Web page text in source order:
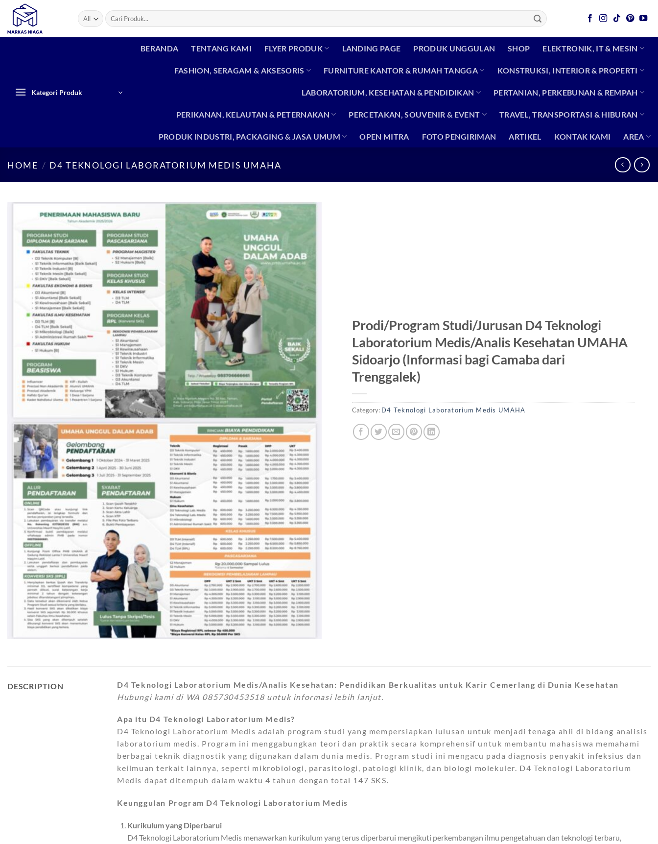
Skip
content
Search
for:
Kategori Produk
BERANDA TENTANG KAMI FLYER PRODUK LANDING PAGE PRODUK UNGGULAN SHOP ELEKTRONIK, IT & MESIN
FASHION, SERAGAM & AKSESORIS FURNITURE KANTOR & RUMAH TANGGA KONSTRUKSI, INTERIOR & PROPERTI
LABORATORIUM, KESEHATAN & PENDIDIKAN PERTANIAN, PERKEBUNAN & REMPAH
PERIKANAN, KELAUTAN & PETERNAKAN PERCETAKAN, SOUVENIR & EVENT TRAVEL, TRANSPORTASI & HIBURAN
PRODUK INDUSTRI, PACKAGING & JASA UMUM OPEN MITRA FOTO PENGIRIMAN ARTIKEL KONTAK KAMI AREA
HOME / D4 TEKNOLOGI LABORATORIUM MEDIS UMAHA
Prodi/Program Studi/Jurusan D4 Teknologi
Laboratorium Medis/Analis Kesehatan UMAHA
Sidoarjo (Informasi bagi Camaba dari
Trenggalek)
Category: D4 Teknologi Laboratorium Medis UMAHA
DESCRIPTION
D4 Teknologi Laboratorium Medis/Analis Kesehatan: Pendidikan Berkualitas untuk Karir Cemerlang di Dunia Kesehatan
Hubungi kami di WA 085730453518 untuk informasi lebih lanjut.
Apa itu D4 Teknologi Laboratorium Medis?
D4 Teknologi Laboratorium Medis adalah program studi yang mempersiapkan lulusan untuk menjadi tenaga ahli di bidang analisis
laboratorium medis. Program ini menggabungkan teori dan praktik secara komprehensif untuk membantu mahasiswa memahami
berbagai teknik diagnostik yang digunakan dalam dunia medis. Program studi ini mengacu pada diagnosis penyakit infeksius dan
keilmuan terkait lainnya, seperti mikrobiologi, parasitologi, patologi klinik, dan biologi molekuler. D4 Teknologi Laboratorium
Medis dapat ditempuh dalam waktu 4 tahun dengan total 147 SKS.
Keunggulan Program D4 Teknologi Laboratorium Medis
Kurikulum yang Diperbarui
D4 Teknologi Laboratorium Medis menawarkan kurikulum yang terus diperbarui mengikuti perkembangan ilmu pengetahuan dan teknologi terbaru,